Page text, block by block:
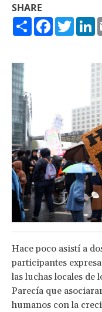
SHARE
ShareFacebook
Hace poco asistí a
participantes
las luchas locales de
Parecía que
humanos con la